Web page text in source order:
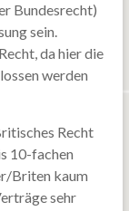
Bundesrecht)
sein.
da hier die
werden
Recht
10-fachen
Briten kaum
sehr